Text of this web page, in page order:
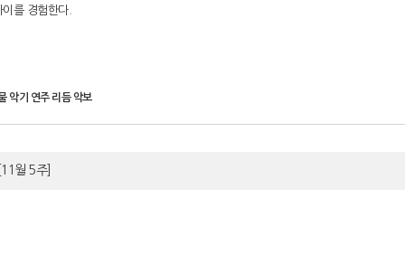
를 경험한다.
악기 연주 리듬 악보
월 5주]